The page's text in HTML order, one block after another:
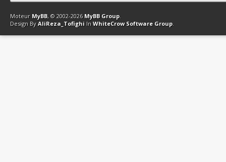
Contact Club Affiliation Retourner en haut Version bas-débit
Moteur MyBB, © 2002-2026 MyBB Group.
Design By AliReza_Tofighi In WhiteCrow Software Group.